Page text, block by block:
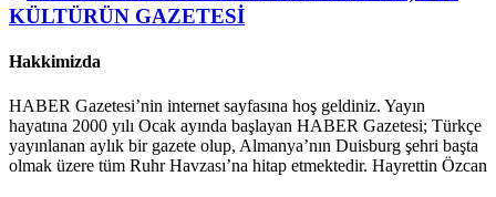
Hakkimizda
HABER Gazetesi’nin internet sayfasına hoş geldiniz. Yayın
hayatına 2000 yılı Ocak ayında başlayan HABER Gazetesi; Türkçe
yayınlanan aylık bir gazete olup, Almanya’nın Duisburg şehri başta
olmak üzere tüm Ruhr Havzası’na hitap etmektedir. Hayrettin Özcan